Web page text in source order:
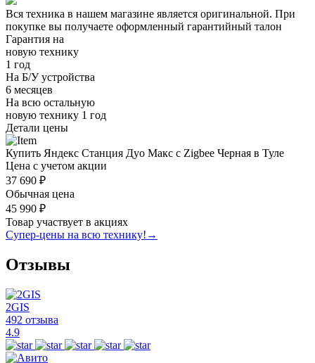
Вся техника в нашем магазине является оригинальной. При
покупке вы получаете оформленный гарантийный талон
Гарантия на
новую технику
1 год
На Б/У устройства
6 месяцев
На всю остальную
новую технику 1 год
Детали цены
Купить Яндекс Станция Дуо Макс с Zigbee Черная в Туле
Цена с учетом акции
37 690 ₽
Обычная цена
45 990 ₽
Товар участвует в акциях
Супер-цены на всю технику! →
Отзывы
2GIS
492 отзыва
4.9